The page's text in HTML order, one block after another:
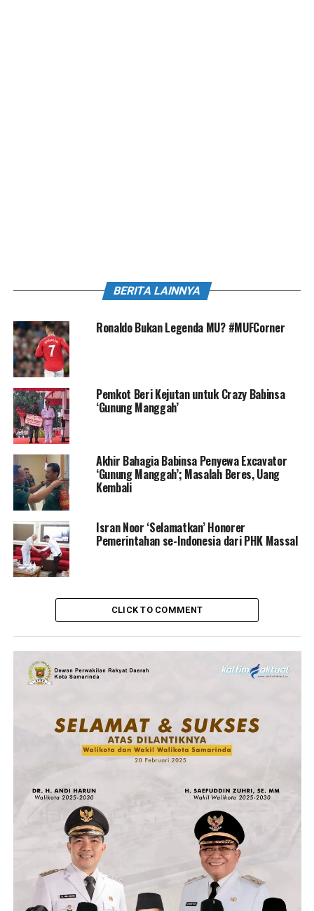
BERITA LAINNYA
Ronaldo Bukan Legenda MU? #MUFCorner
Pemkot Beri Kejutan untuk Crazy Babinsa
‘Gunung Manggah’
Akhir Bahagia Babinsa Penyewa Excavator
‘Gunung Manggah’; Masalah Beres, Uang
Kembali
Isran Noor ‘Selamatkan’ Honorer
Pemerintahan se-Indonesia dari PHK Massal
CLICK TO COMMENT